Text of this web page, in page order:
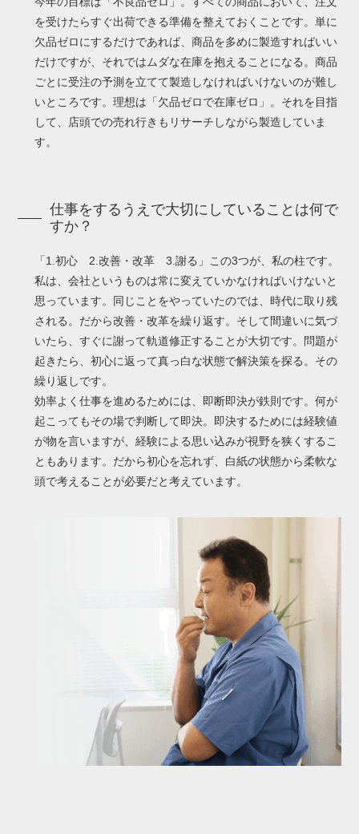
を受けたらすぐ出荷できる準備を整えておくことです。単に
欠品ゼロにするだけであれば、商品を多めに製造すればいい
だけですが、それではムダな在庫を抱えることになる。商品
ごとに受注の予測を立てて製造しなければいけないのが難し
いところです。理想は「欠品ゼロで在庫ゼロ」。それを目指
して、店頭での売れ行きもリサーチしながら製造していま
す。
仕事をするうえで大切にしていることは何で
すか？
「1.初心 2.改善・改革 3.謝る」この3つが、私の柱です。
私は、会社というものは常に変えていかなければいけないと
思っています。同じことをやっていたのでは、時代に取り残
される。だから改善・改革を繰り返す。そして間違いに気づ
いたら、すぐに謝って軌道修正することが大切です。問題が
起きたら、初心に返って真っ白な状態で解決策を探る。その
繰り返しです。
効率よく仕事を進めるためには、即断即決が鉄則です。何が
起こってもその場で判断して即決。即決するためには経験値
が物を言いますが、経験による思い込みが視野を狭くするこ
ともあります。だから初心を忘れず、白紙の状態から柔軟な
頭で考えることが必要だと考えています。